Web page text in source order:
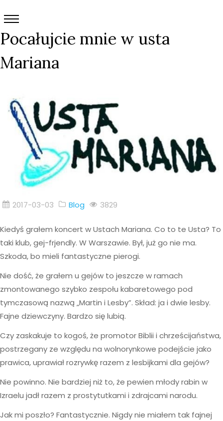
Pocałujcie mnie w usta
Mariana
2017-03-03 Blog 3829
Kiedyś grałem koncert w Ustach Mariana. Co to te Usta? To
taki klub, gej-frjendly. W Warszawie. Był, już go nie ma.
Szkoda, bo mieli fantastyczne pierogi.
Nie dość, że grałem u gejów to jeszcze w ramach
zmontowanego szybko zespołu kabaretowego pod
tymczasową nazwą „Martin i Lesby”. Skład: ja i dwie lesby.
Fajne dziewczyny. Bardzo się lubią.
Czy zaskakuje to kogoś, że promotor Biblii i chrześcijaństwa,
postrzegany ze względu na wolnorynkowe podejście jako
prawica, uprawiał rozrywkę razem z lesbijkami dla gejów?
Nie powinno. Nie bardziej niż to, że pewien młody rabin w
Izraelu jadł razem z prostytutkami i zdrajcami narodu.
Jak mi poszło? Fantastycznie. Nigdy nie miałem tak fajnej